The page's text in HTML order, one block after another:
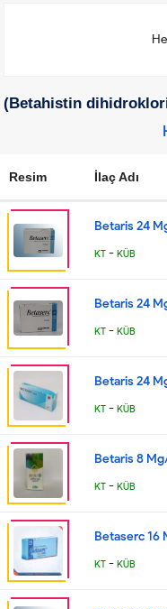
(Betahistin
Resim İlaç Adı
Betaris 24
KT - KÜB
Betaris 24
KT - KÜB
Betaris 24
KT - KÜB
Betaris 8
KT - KÜB
Betaserc 16
KT - KÜB